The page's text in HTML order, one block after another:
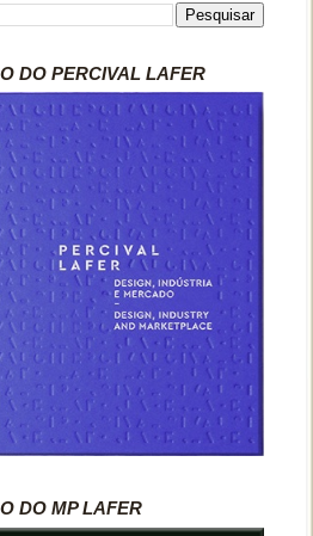
DO PERCIVAL LAFER
DO MP LAFER